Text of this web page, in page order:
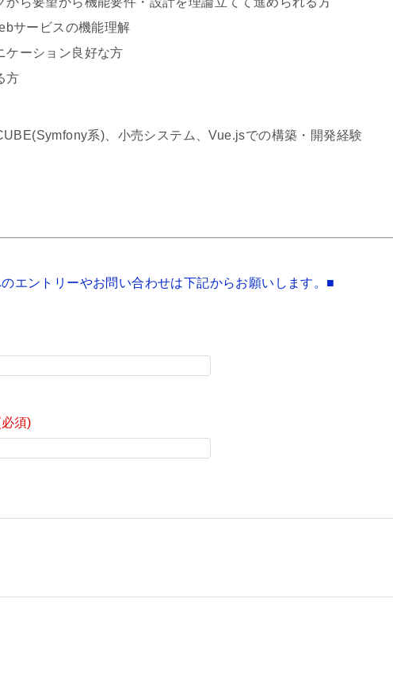
サービスの機能理解
ケーション良好な方
方
系)、小売システム、Vue.jsでの構築・開発経験
エントリーやお問い合わせは下記からお願いします。■
須)